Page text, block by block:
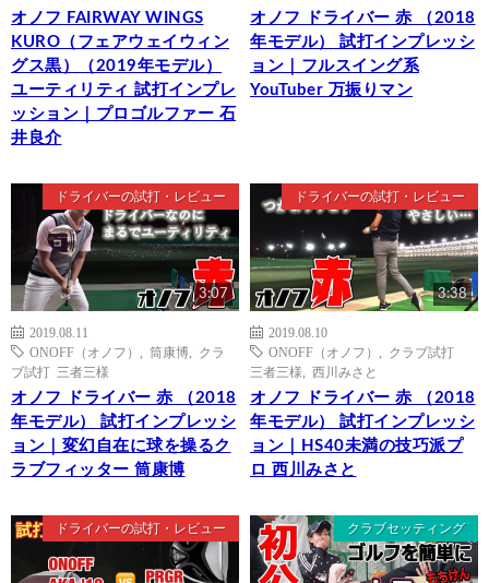
オノフ FAIRWAY WINGS
KURO（フェアウェイウィン
グス黒）（2019年モデル）
ユーティリティ 試打インプレ
ッション｜プロゴルファー 石
井良介
オノフ ドライバー 赤 （2018
年モデル） 試打インプレッシ
ョン｜フルスイング系
YouTuber 万振りマン
ドライバーの試打・レビュー
3:07
2019.08.11
ONOFF（オノフ）
筒康博
クラ
ブ試打 三者三様
オノフ ドライバー 赤 （2018
年モデル） 試打インプレッシ
ョン｜変幻自在に球を操るク
ラブフィッター 筒康博
ドライバーの試打・レビュー
3:38
2019.08.10
ONOFF（オノフ）
クラブ試打
三者三様
西川みさと
オノフ ドライバー 赤 （2018
年モデル） 試打インプレッシ
ョン｜HS40未満の技巧派プ
ロ 西川みさと
ドライバーの試打・レビュー クラブセッティング